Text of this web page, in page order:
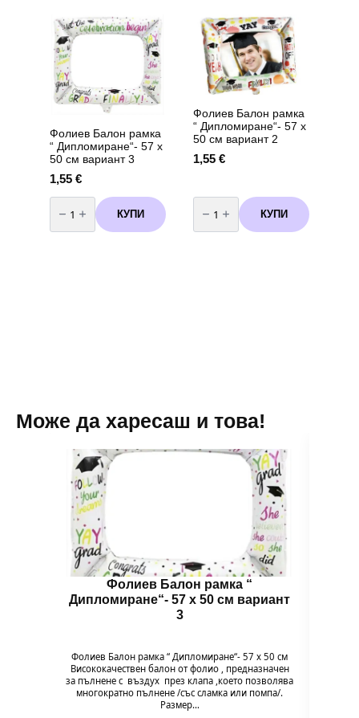
13
см
пакет
от
100
броя
еднократна
употреба
90
балона
Фолиев Балон рамка
“ Дипломиране“- 57 х
50 см вариант 3
1,55 €
количество
за
Фолиев
Балон
КУПИ
Фолиев Балон рамка
“ Дипломиране“- 57 х
50 см вариант 2
1,55 €
количество
за
Фолиев
Балон
КУПИ
Може да харесаш и това!
Фолиев Балон рамка “
Дипломиране“- 57 х 50 см вариант
3
Фолиев Балон рамка “ Дипломиране“- 57 х 50 см
Висококачествен балон от фолио , предназначен
за пълнене с въздух през клапа ,което позволява
многократно пълнене /със сламка или помпа/.
Размер…